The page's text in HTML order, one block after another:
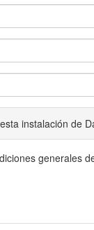
instalación de
generales